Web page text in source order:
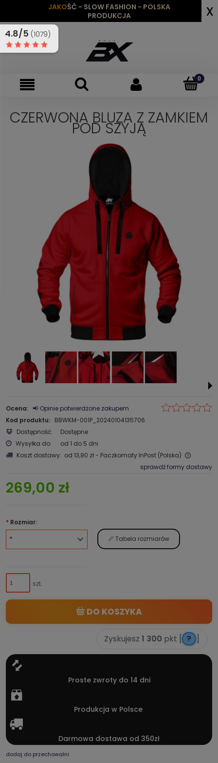
JAKOŚĆ - SLOW FASHION - POLSKA
PRODUKCJA
x
CZERWONA BLUZA Z ZAMKIEM
POD SZYJĄ
Ocena: 📢 Opinie potwierdzone zakupem
Kod produktu: BBWKM-001P_20240104135706
Dostępność:
Dostępne
Wysyłka do:
od 1 do 5 dni
Koszt dostawy: od 13,90 zł- Paczkomaty InPost (Polska)
sprawdź formy dostawy
269,00 zł
* Rozmiar:
📏 Tabela rozmiarów
szt.
DO KOSZYKA
Zyskujesz 1 300 pkt [ ?
Darmowa dostawa od 350zł
Produkcja w Polsce
Proste zwroty do 14 dni
dodaj do przechowalni
4.8/5 (1079)